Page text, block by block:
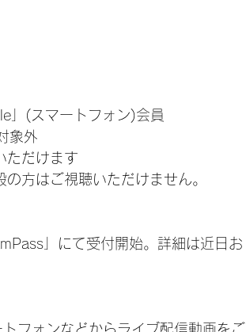
」(スマートフォン)会員
象外
ただけます
方はご視聴いただけません。
」にて受付開始。詳細は近日お
フォンなどからライブ配信動画をご